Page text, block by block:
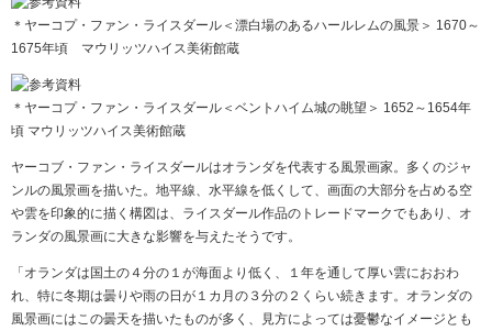
＊ヤーコプ・ファン・ライスダール＜漂白場のあるハールレムの風景＞ 1670～
1675年頃 マウリッツハイス美術館蔵
＊ヤーコプ・ファン・ライスダール＜ベントハイム城の眺望＞ 1652～1654年
頃 マウリッツハイス美術館蔵
ヤーコブ・ファン・ライスダールはオランダを代表する風景画家。多くのジャ
ンルの風景画を描いた。地平線、水平線を低くして、画面の大部分を占める空
や雲を印象的に描く構図は、ライスダール作品のトレードマークでもあり、オ
ランダの風景画に大きな影響を与えたそうです。
「オランダは国土の４分の１が海面より低く、１年を通して厚い雲におおわ
れ、特に冬期は曇りや雨の日が１カ月の３分の２くらい続きます。オランダの
風景画にはこの曇天を描いたものが多く、見方によっては憂鬱なイメージとも